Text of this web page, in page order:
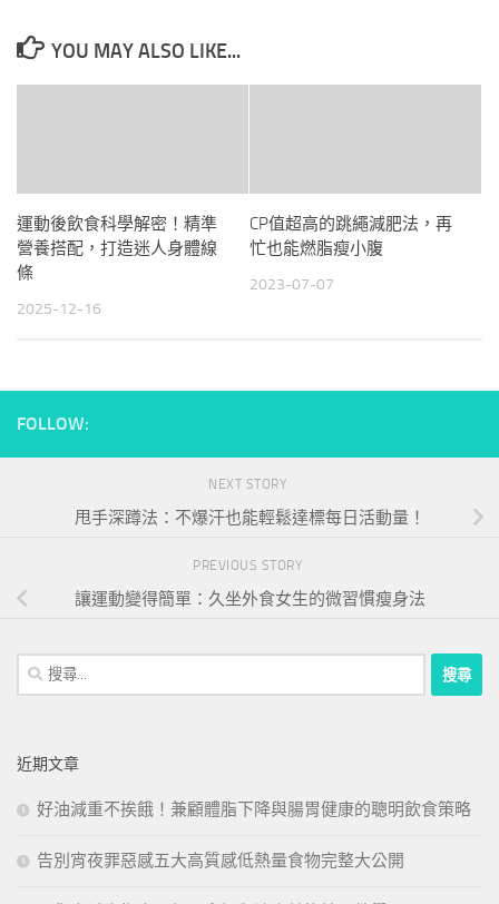
YOU MAY ALSO LIKE...
運動後飲食科學解密！精準
營養搭配，打造迷人身體線
條
2025-12-16
CP值超高的跳繩減肥法，再
忙也能燃脂瘦小腹
2023-07-07
FOLLOW:
NEXT STORY
甩手深蹲法：不爆汗也能輕鬆達標每日活動量！
PREVIOUS STORY
讓運動變得簡單：久坐外食女生的微習慣瘦身法
搜
尋
字:
近期文章
好油減重不挨餓！兼顧體脂下降與腸胃健康的聰明飲食策略
告別宵夜罪惡感五大高質感低熱量食物完整大公開